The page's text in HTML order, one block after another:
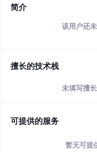
简介
该用户还
擅长的技术栈
未填写擅
可提供的服务
暂无可提